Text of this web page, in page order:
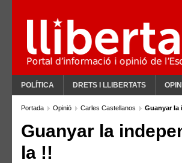
POLÍTICA DRETS I LLIBERTATS
Portada Opinió Carles Castellanos Guanyar la
Guanyar la
la !!